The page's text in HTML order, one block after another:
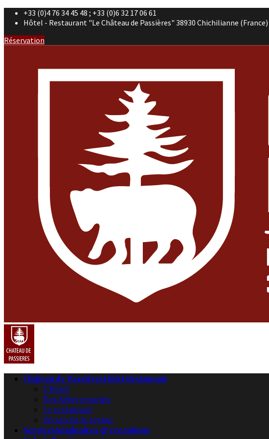
+33 (0)4 76 34 45 48 ; +33 (0)6 32 17 06 61
Hôtel - Restaurant "Le Château de Passières" 38930 Chichilianne (France)
Réservation
Château de PassièresHôtel Restaurant
L’Hôtel
Nos hébergements
Le restaurant
Découvrir la région
ServicesSéminaires & receptions